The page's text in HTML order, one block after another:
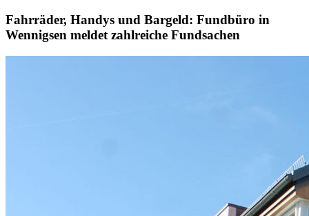
Fahrräder, Handys und Bargeld: Fundbüro in
Wennigsen meldet zahlreiche Fundsachen